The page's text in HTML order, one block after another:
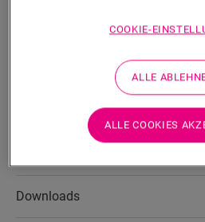
Lieferumfang enthalten), auch für
Schaumstoffstreifen, dem Hydrokit
kombiniert werden. Die Sockelleiste
streichbare Version
Downloads
COOKIE-
ALLE
ALLE COOKIES